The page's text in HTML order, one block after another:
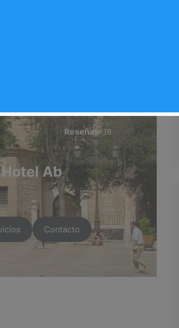
Reseñas: 18
Ab
people/Arganda-Infoo/100095551090524/
i/flow/
arganda.info/
Contacto